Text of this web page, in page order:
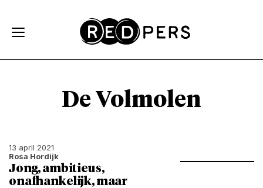
De Volmolen
13 april 2021
Rosa Hordijk
Jong, ambitieus,
onafhankelijk, maar